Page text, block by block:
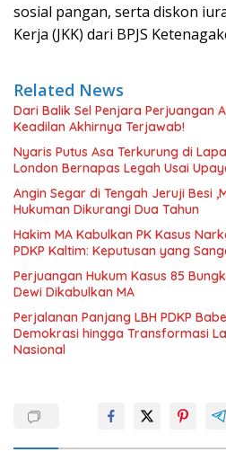
sosial pangan, serta diskon
Kerja (JKK) dari BPJS
Related News
Dari Balik Sel Penjara Perjuangan
Keadilan Akhirnya Terjawab!
Nyaris Putus Asa Terkurung di
London Bernapas Legah Usai
Angin Segar di Tengah Jeruji Besi
Hukuman Dikurangi Dua Tahun
Hakim MA Kabulkan PK Kasus
PDKP Kaltim: Keputusan yang
Perjuangan Hukum Kasus 85
Dewi Dikabulkan MA
Perjalanan Panjang LBH PDKP
Demokrasi hingga Transformasi
Nasional